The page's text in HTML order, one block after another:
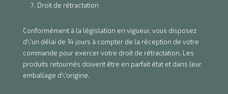
Droit de rétractation
Conformément à la législation en vigueur, vous disposez
d\'un délai de 14 jours à compter de la réception de votre
commande pour exercer votre droit de rétractation. Les
produits retournés doivent être en parfait état et dans leur
emballage d\'origine.